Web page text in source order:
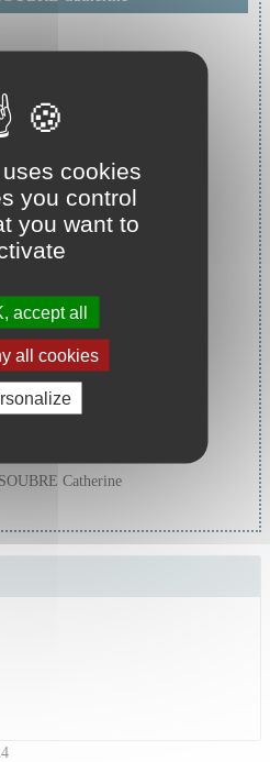
Catherine
cookies
you control
you want to
accept all
all cookies